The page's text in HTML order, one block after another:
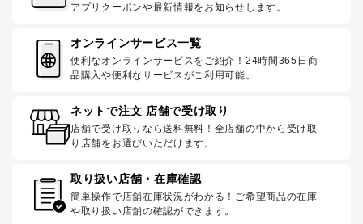
アプリクーポンや最新情報をお知らせします。
オンラインサービス一覧
便利なオンラインサービスをご紹介！24時間365日商
品購入や便利なサービスがご利用可能。
ネットで注文 店舗で受け取り
店舗で受け取りなら送料無料！全店舗の中から受け取
り店舗をお選びいただけます。
取り扱い店舗・在庫確認
簡単操作で店舗在庫状況がわかる！ご希望商品の在庫
や取り扱い店舗の確認ができます。